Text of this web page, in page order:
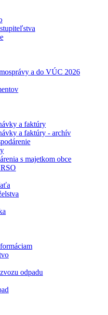
a do VÚC 2026
a faktúry
a faktúry - archív
s majetkom obce
odpadu